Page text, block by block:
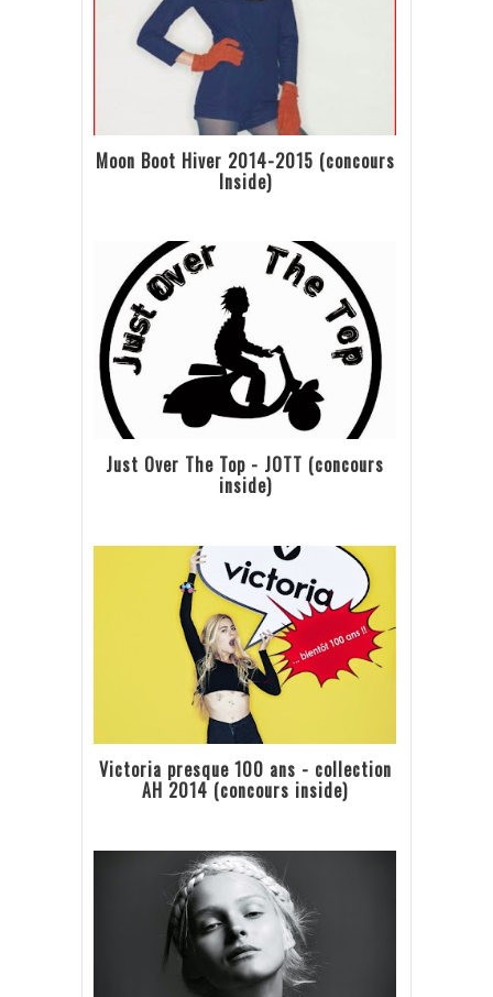
Moon Boot Hiver 2014-2015 (concours
Inside)
Just Over The Top - JOTT (concours
inside)
Victoria presque 100 ans - collection
AH 2014 (concours inside)